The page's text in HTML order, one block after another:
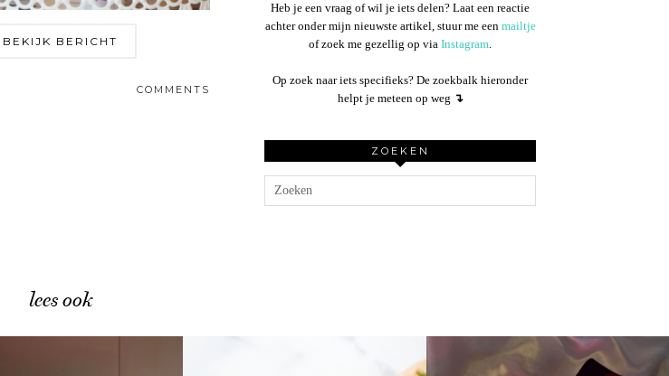
BEKIJK BERICHT
COMMENTS
Heb je een vraag of wil je iets delen? Laat een reactie
achter onder mijn nieuwste artikel, stuur me een mailtje
of zoek me gezellig op via Instagram.
Op zoek naar iets specifieks? De zoekbalk hieronder
helpt je meteen op weg ↴
ZOEKEN
lees ook